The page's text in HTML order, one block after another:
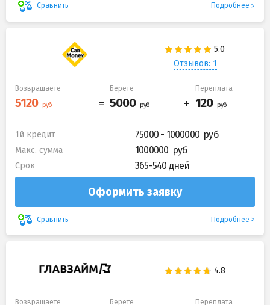
Сравнить Подробнее
Отзывов: 1
Возвращаете Берете Переплата
1й кредит 75000 - 1000000
Макс. сумма 1000000
Срок 365-540 дней
Оформить заявку
Сравнить Подробнее
Возвращаете Берете Переплата